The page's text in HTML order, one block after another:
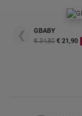
siamo
❮
GBABY
€ 34,80 € 21,90